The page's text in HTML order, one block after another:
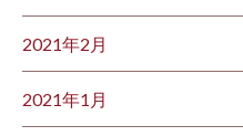
2021年2月
2021年1月